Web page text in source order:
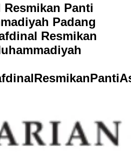
Panti
Padang
Resmikan
fdinalResmikanPantiA